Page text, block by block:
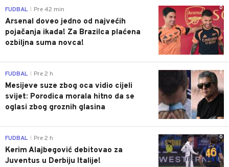
0
FUDBAL Pre 42 min
Arsenal doveo jedno od najvećih
pojačanja ikada! Za Brazilca plaćena
ozbiljna suma novca!
0
FUDBAL Pre 2 h
Mesijeve suze zbog oca vidio cijeli
svijet: Porodica morala hitno da se
oglasi zbog groznih glasina
0
FUDBAL Pre 2 h
Kerim Alajbegović debitovao za
Juventus u Derbiju Italije!